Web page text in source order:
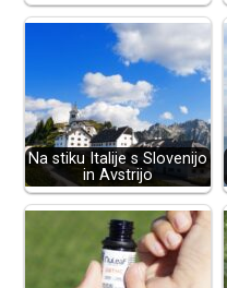
Na stiku Italije s Slovenijo
in Avstrijo